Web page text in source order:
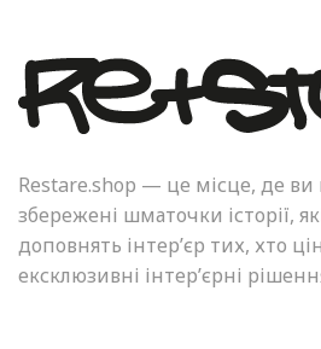
Restare.shop — це місце, де
збережені шматочки історії,
доповнять інтер’єр тих, хто
ексклюзивні інтер’єрні